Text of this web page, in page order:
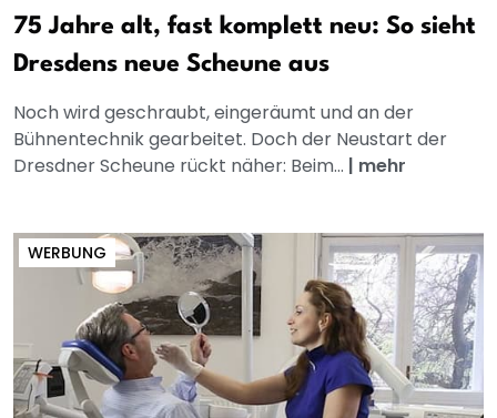
75 Jahre alt, fast komplett neu: So sieht
Dresdens neue Scheune aus
Noch wird geschraubt, eingeräumt und an der
Bühnentechnik gearbeitet. Doch der Neustart der
Dresdner Scheune rückt näher: Beim... | mehr
WERBUNG